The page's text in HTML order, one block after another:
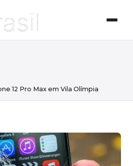
12 Pro Max em Vila Olímpia